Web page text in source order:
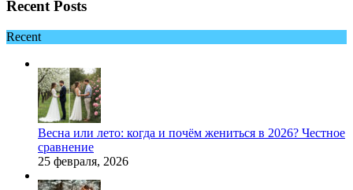
Recent Posts
Recent
Весна или лето: когда и почём жениться в 2026? Честное
сравнение
25 февраля, 2026